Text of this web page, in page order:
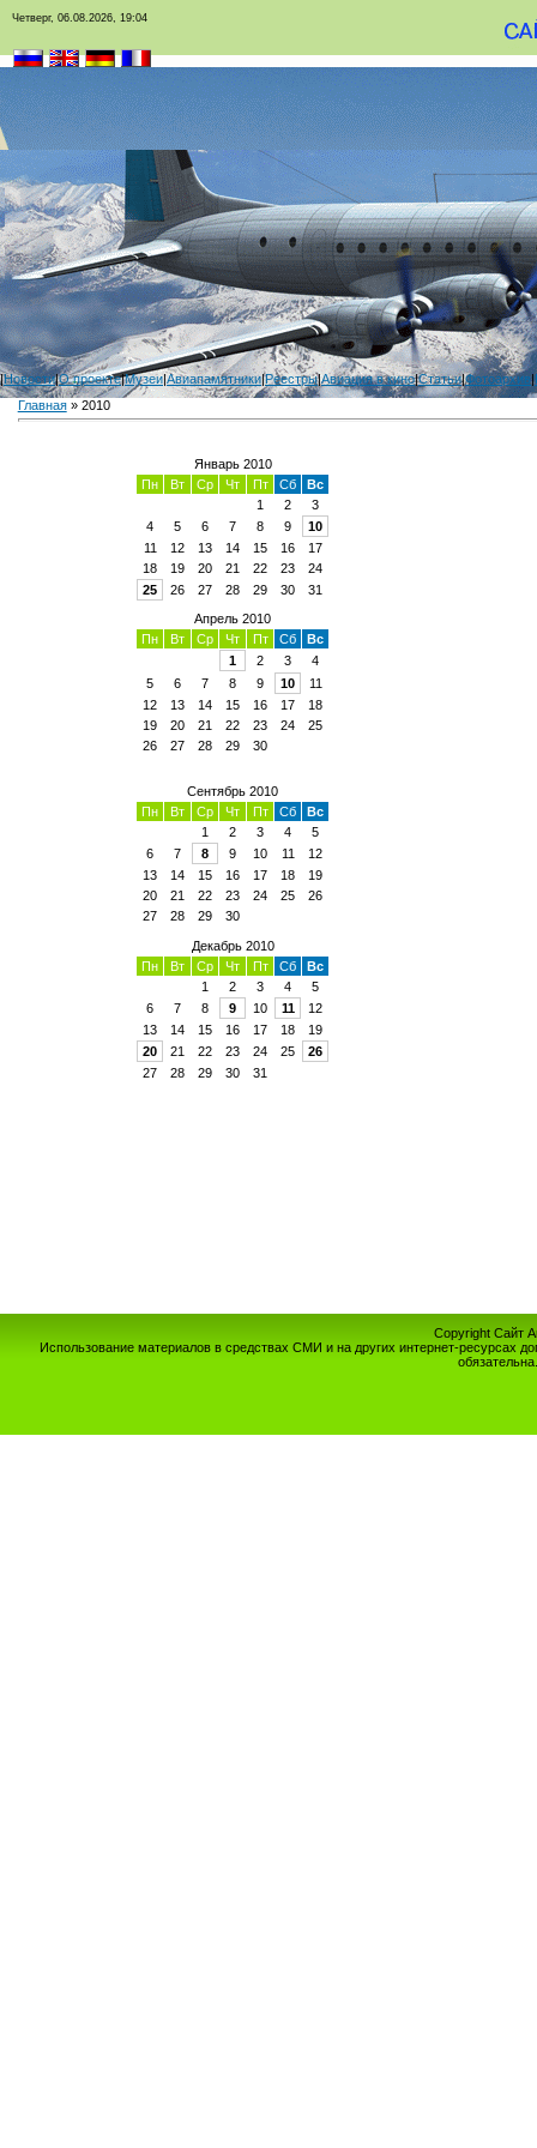
Четверг, 06.08.2026, 19:04
|Новости|О проекте|Музеи|Авиапамятники|Реестры|Авиация в кино|Статьи|Фотоархив|
Главная» 2010
Январь 2010
Пн
Вт Ср Чт Пт Сб
Вс
1
2
3
4
5 6 7 8 9
10
11
12 13 14 15 16
17
18
19 20 21 22 23
24
25
26 27 28 29 30
31
Апрель 2010
Пн
Вт Ср Чт Пт Сб
Вс
1
2 3
4
5
6 7 8 9 10
11
12
13 14 15 16 17
18
19
20 21 22 23 24
25
26
27 28 29 30
Сентябрь 2010
Пн
Вт Ср Чт Пт Сб
Вс
1
2 3 4
5
6
7 8 9 10 11
12
13
14 15 16 17 18
19
20
21 22 23 24 25
26
27
28 29 30
Декабрь 2010
Пн
Вт Ср Чт Пт Сб
Вс
1
2 3 4
5
6
7 8 9 10 11
12
13
14 15 16 17 18
19
20
21 22 23 24 25
26
27
28 29 30 31
Copyright Сайт
Использование материалов в средствах СМИ и на других интернет-ресурсах
обязательна.